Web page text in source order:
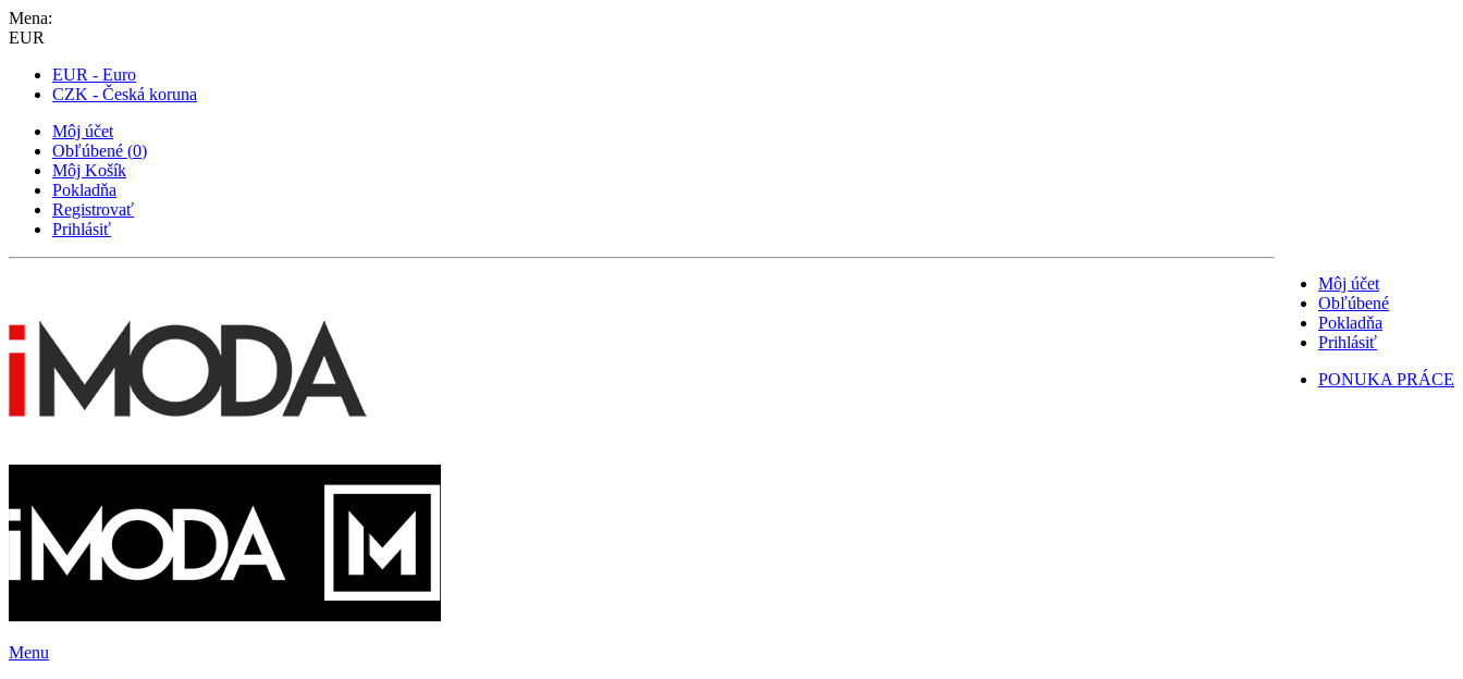
Mena:
EUR
EUR - Euro
CZK - Česká koruna
Môj účet
Obľúbené (0)
Môj Košík
Pokladňa
Registrovať
Prihlásiť
Môj účet
Obľúbené
Pokladňa
Prihlásiť
PONUKA PRÁCE
Menu